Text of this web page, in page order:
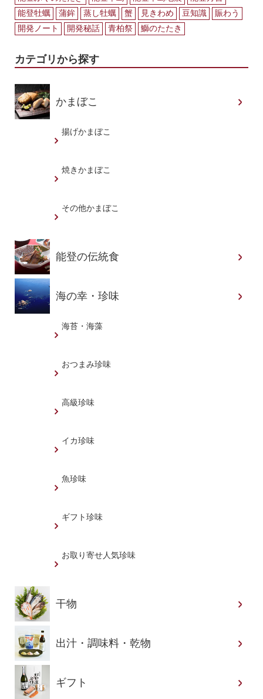
能登牡蠣
蒲鉾 蒸し牡蠣 蟹 見きわめ 豆知識
賑わう
開発ノート
開発秘話 青柏祭 鰤のたたき
カテゴリから探す
かまぼこ
揚げかまぼこ
焼きかまぼこ
その他かまぼこ
能登の伝統食
海の幸・珍味
海苔・海藻
おつまみ珍味
高級珍味
イカ珍味
魚珍味
ギフト珍味
お取り寄せ人気珍味
干物
出汁・調味料・乾物
ギフト